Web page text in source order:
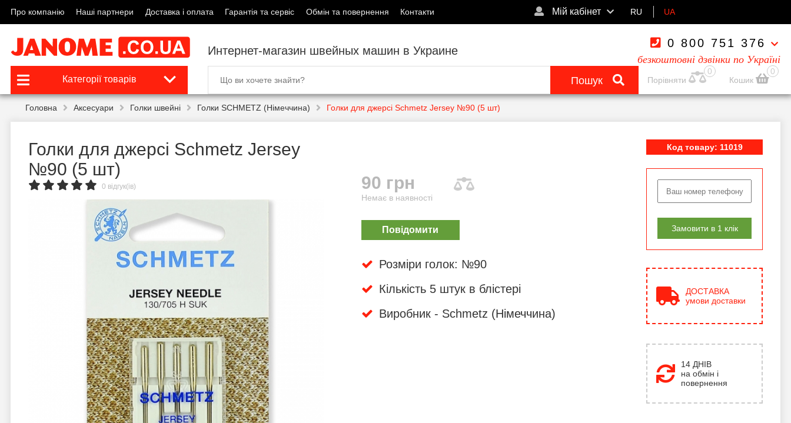
Про компанію Наші партнери Доставка і оплата Гарантія та сервіс Обмін та повернення Контакти Мій кабінет RU UA
Интернет-магазин швейных машин в Украине
0 800 751 376
безкоштовні дзвінки по Україні
Категорії товарів Пошук
0
Порівняти
0
Кошик
Головна Аксесуари Голки швейні Голки SCHMETZ (Німеччина) Голки для джерсі Schmetz Jersey №90 (5 шт)
Голки для джерсі Schmetz Jersey
№90 (5 шт)
0 відгук(ів) 90 грн
Немає в наявності
Повідомити
Розміри голок: №90
Кількість 5 штук в блістері
Виробник - Schmetz (Німеччина)
Код товару: 11019
Замовити в 1 клік
ДОСТАВКА
умови доставки
14 ДНІВ
на обмін і
повернення